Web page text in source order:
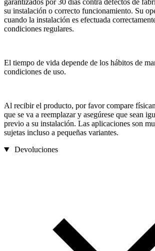
garantizados por 30 días contra defectos de
su instalación o correcto funcionamiento. Su
cuando la instalación es efectuada
condiciones regulares.
El tiempo de vida depende de los hábitos de
condiciones de uso.
Al recibir el producto, por favor compare
que se va a reemplazar y asegúrese que sean
previo a su instalación. Las aplicaciones son
sujetas incluso a pequeñas variantes.
Devoluciones